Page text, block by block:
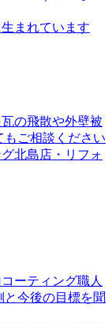
まれています
の飛散や外壁被
ご相談ください
北島店・リフォ
ーティング職人
今後の目標を聞